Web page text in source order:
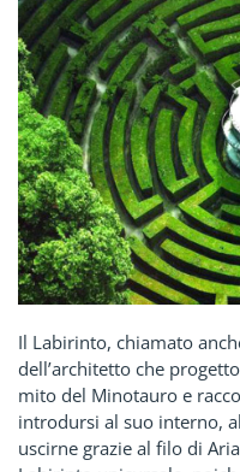
Il Labirinto, chiamato
dell’architetto che
mito del Minotauro e
introdursi al suo interno,
uscirne grazie al filo di